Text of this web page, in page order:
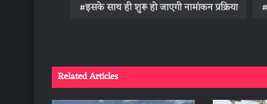
इसके साथ ही शुरू हो जाएगी नामांकन प्रक्रिया
Related Articles